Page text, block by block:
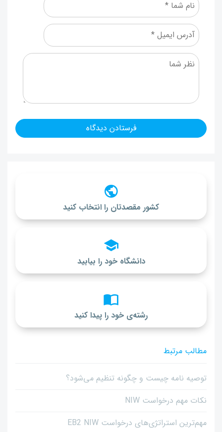
کشور مقصدتان را انتخاب کنید
دانشگاه خود را بیابید
رشته‌ی خود را پیدا کنید
مطالب مرتبط
توصیه نامه چیست و چگونه تنظیم می‌شود؟
نکات مهم درخواست NIW
مهم‌ترین استراتژی‌های درخواست EB2 NIW